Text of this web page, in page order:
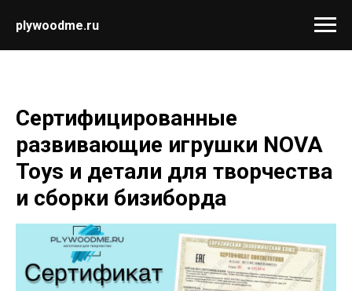
plywoodme.ru
Сертифицированные
развивающие игрушки NOVA
Toys и детали для творчества
и сборки бизиборда